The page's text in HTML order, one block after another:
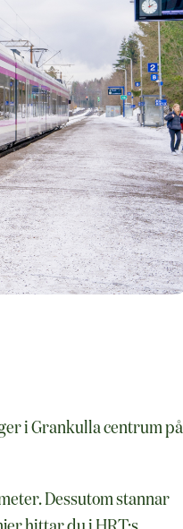
i Grankulla centrum på
Dessutom stannar